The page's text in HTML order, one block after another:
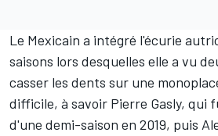
Le Mexicain a intégré l'écurie
saisons lors desquelles elle a vu
casser les dents sur une
difficile, à savoir Pierre Gasly, qui
d'une demi-saison en 2019, puis